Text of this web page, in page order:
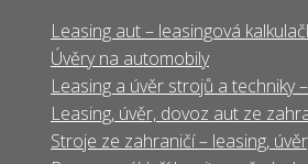
Leasing aut – leasingová
Úvěry na automobily
Leasing a úvěr strojů a techniky
Leasing, úvěr, dovoz aut ze
Stroje ze zahraničí – leasing,